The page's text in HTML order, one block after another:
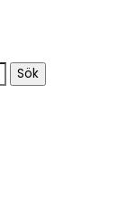
Sök